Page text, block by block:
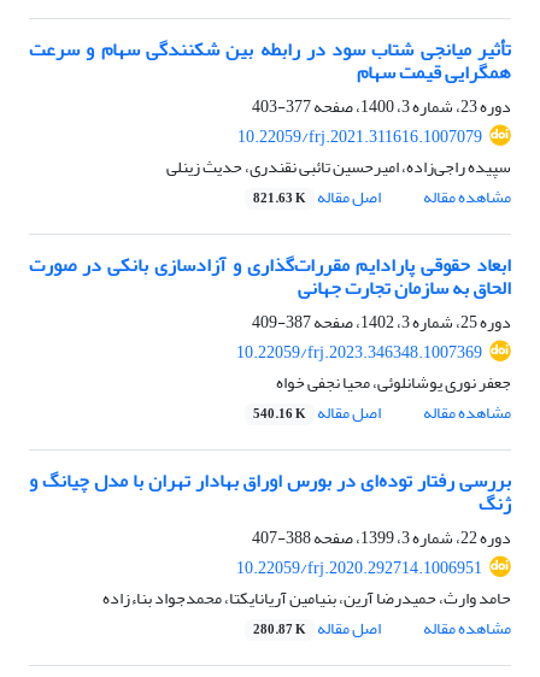
تأثیر میانجی شتاب سود در رابطه بین شکنندگی سهام و سرعت
هم‎گرایی قیمت سهام
دوره 23، شماره 3، 1400، صفحه
377-403
10.22059/frj.2021.311616.1007079
سپیده راجی‌زاده، امیرحسین تائبی نقندری، حدیث زینلی
مشاهده مقاله
اصل مقاله 821.63 K
ابعاد حقوقی پارادایم مقررات‌گذاری و آزادسازی بانکی در صورت
الحاق به سازمان تجارت جهانی
دوره 25، شماره 3، 1402، صفحه
387-409
10.22059/frj.2023.346348.1007369
جعفر نوری یوشانلوئی، محیا نجفی خواه
مشاهده مقاله
اصل مقاله 540.16 K
بررسی رفتار توده‌ای در بورس اوراق بهادار تهران با مدل چیانگ و
ژنگ
دوره 22، شماره 3، 1399، صفحه
388-407
10.22059/frj.2020.292714.1006951
حامد وارث، حمیدرضا آرین، بنیامین آریانایکتا، محمدجواد بناءزاده
مشاهده مقاله
اصل مقاله 280.87 K